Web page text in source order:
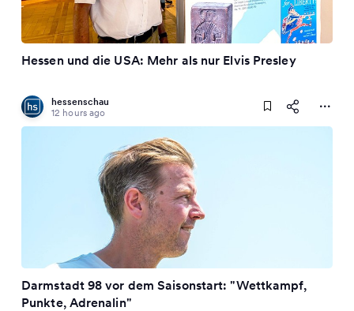
Hessen und die USA: Mehr als nur Elvis Presley
hessenschau
12 hours ago
Darmstadt 98 vor dem Saisonstart: "Wettkampf,
Punkte, Adrenalin"